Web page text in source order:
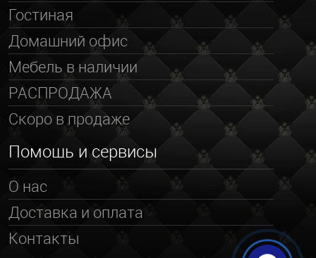
Гостиная
Домашний офис
Мебель в наличии
РАСПРОДАЖА
Скоро в продаже
Помощь и сервисы
О нас
Доставка и оплата
Контакты